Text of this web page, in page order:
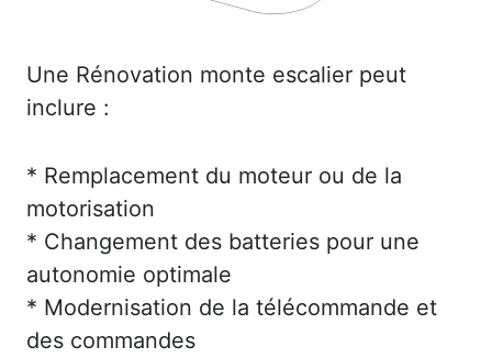
Une Rénovation monte escalier peut
inclure :
* Remplacement du moteur ou de la
motorisation
* Changement des batteries pour une
autonomie optimale
* Modernisation de la télécommande et
des commandes